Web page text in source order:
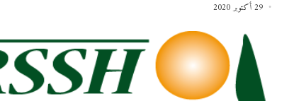
29 أكتوبر 2020